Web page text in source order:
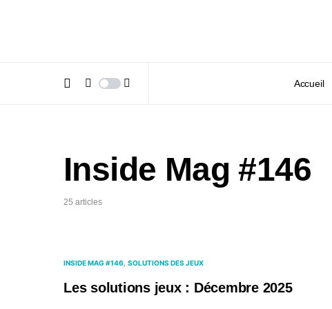
Accueil
Inside Mag #146
25 articles
INSIDE MAG #146 SOLUTIONS DES JEUX
Les solutions jeux : Décembre 2025